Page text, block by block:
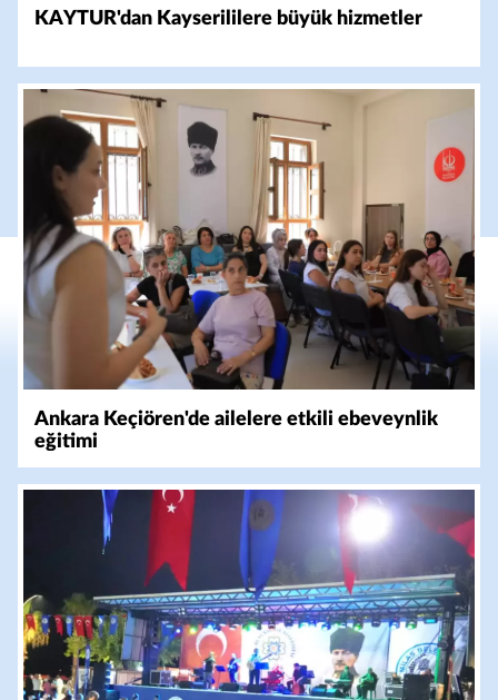
KAYTUR'dan Kayserililere büyük hizmetler
Ankara Keçiören'de ailelere etkili ebeveynlik
eğitimi